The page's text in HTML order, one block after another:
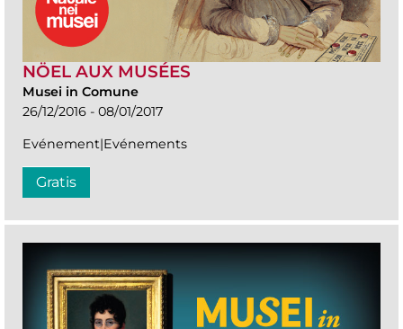
NÖEL AUX MUSÉES
Musei in Comune
26/12/2016 - 08/01/2017
Evénement|Evénements
Gratis